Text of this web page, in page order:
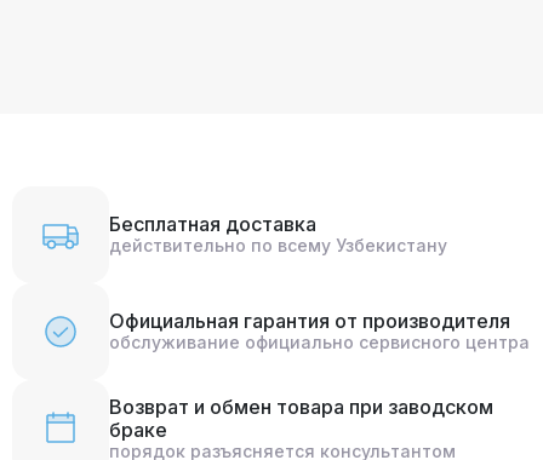
Бесплатная доставка
действительно по всему Узбекистану
Официальная гарантия от производителя
обслуживание официально сервисного центра
Возврат и обмен товара при заводском
браке
порядок разъясняется консультантом